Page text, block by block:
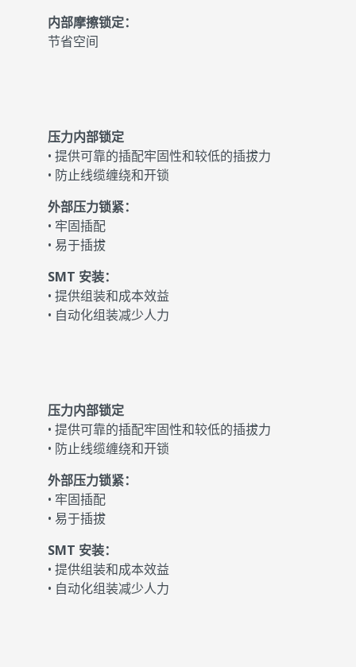
内部摩擦锁定：
节省空间
压力内部锁定
• 提供可靠的插配牢固性和较低的插拔力
• 防止线缆缠绕和开锁
外部压力锁紧：
• 牢固插配
• 易于插拔
SMT 安装：
• 提供组装和成本效益
• 自动化组装减少人力
压力内部锁定
• 提供可靠的插配牢固性和较低的插拔力
• 防止线缆缠绕和开锁
外部压力锁紧：
• 牢固插配
• 易于插拔
SMT 安装：
• 提供组装和成本效益
• 自动化组装减少人力